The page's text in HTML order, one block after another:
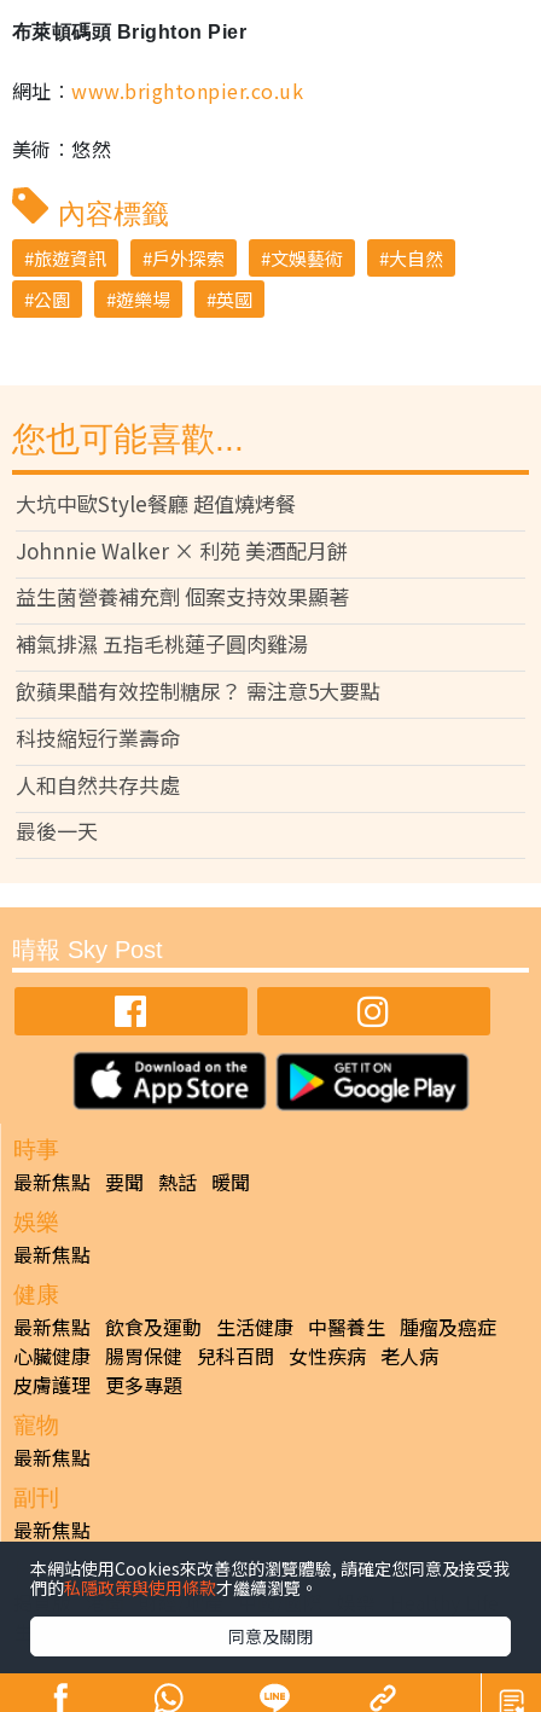
布萊頓碼頭 Brighton Pier
網址︰www.brightonpier.co.uk
美術︰悠然
內容標籤
旅遊資訊 戶外探索 文娛藝術
大自然
公園
遊樂場 英國
您也可能喜歡...
大坑中歐Style餐廳 超值燒烤餐
Johnnie Walker × 利苑 美酒配月餅
益生菌營養補充劑 個案支持效果顯著
補氣排濕 五指毛桃蓮子圓肉雞湯
飲蘋果醋有效控制糖尿？ 需注意5大要點
科技縮短行業壽命
人和自然共存共處
最後一天
晴報 Sky Post
時事
最新焦點 要聞 熱話 暖聞
娛樂
最新焦點
健康
最新焦點 飲食及運動 生活健康 中醫養生 腫瘤及癌症
心臟健康 腸胃保健 兒科百問 女性疾病 老人病
皮膚護理 更多專題
寵物
最新焦點
副刊
最新焦點
日報
揭頁版 港聞 財經/地產 中國/國際
生活副刊
體育 專題/人物
香港經濟日報版權所有©2026
本網站使用Cookies來改善您的瀏覽體驗, 請確定您同意及接受我
們的私隱政策與使用條款才繼續瀏覽。
同意及關閉